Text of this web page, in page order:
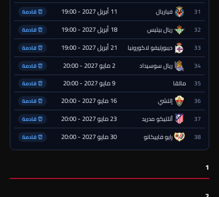
31 فياريال 11 أبريل 2027 - 19:00 ⏰ قادمة
32 ريال بيتيس 18 أبريل 2027 - 19:00 ⏰ قادمة
33 ديبورتيفو لاكورونيا 21 أبريل 2027 - 19:00 ⏰ قادمة
34 ريال سوسيداد 2 مايو 2027 - 20:00 ⏰ قادمة
35 مالقا 9 مايو 2027 - 20:00 ⏰ قادمة
36 إلتشي 16 مايو 2027 - 20:00 ⏰ قادمة
37 أتلتيكو مدريد 23 مايو 2027 - 20:00 ⏰ قادمة
38 رايو فاييكانو 30 مايو 2027 - 20:00 ⏰ قادمة
1